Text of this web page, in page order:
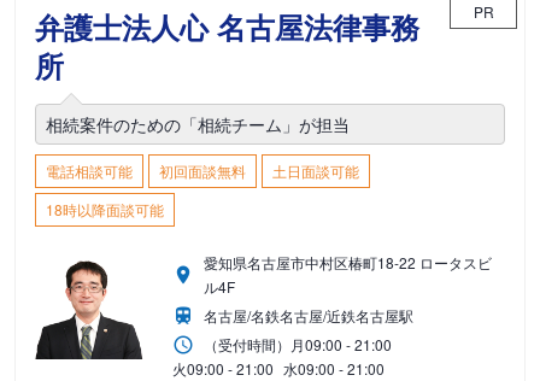
弁護士法人心 名古屋法律事務
所
PR
相続案件のための「相続チーム」が担当
電話相談可能 初回面談無料
土日面談可能
18時以降面談可能
愛知県名古屋市中村区椿町18-22 ロータスビ
ル4F
名古屋/名鉄名古屋/近鉄名古屋駅
（受付時間） 月09:00 - 21:00
火09:00 - 21:00 水09:00 - 21:00